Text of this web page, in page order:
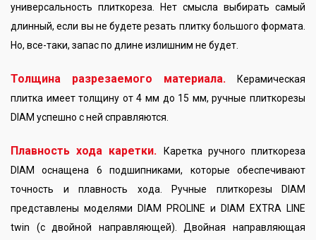
универсальность плиткореза. Нет смысла выбирать самый
длинный, если вы не будете резать плитку большого формата.
Но, все-таки, запас по длине излишним не будет.
Толщина разрезаемого материала.
Керамическая
плитка имеет толщину от 4 мм до 15 мм, ручные плиткорезы
DIAM успешно с ней справляются.
Плавность хода каретки.
Каретка ручного плиткореза
DIAM оснащена 6 подшипниками, которые обеспечивают
точность и плавность хода. Ручные плиткорезы DIAM
представлены моделями DIAM PROLINE и DIAM EXTRA LINE
twin (с двойной направляющей). Двойная направляющая